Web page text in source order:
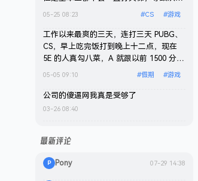
没上过 S，状态最好的时候还是以前自建
了个 S，总共打了 32 场，从来没有一个
赛季打过这么多把天梯，前 20 场基本上
都是连胜，到最后差 30 分的时候，5E
elo 机制发力了，本来只需要再打 1 把，
到晚上)，我操你妈，Rating 也从 1.7 掉
到 1.44。下赛季有时间再去完美上个 S。
状态、精力确实是不如从前了，需要时刻
不从心，特别是下班之后再打，太地狱
05-25 08:23 #CS #游戏
工作以来最爽的三天，连打三天 PUBG、
CS，早上吃完饭打到晚上十二点，现在
5E 的人真勾八菜，A 就跟以前 1500 分一
样，炸的真爽。不过确实水平是回不到从
05-05 09:10 #假期 #游戏
公司的傻逼网我真是受够了
03-26 08:40
最新评论
P Pony 07-29 14:38